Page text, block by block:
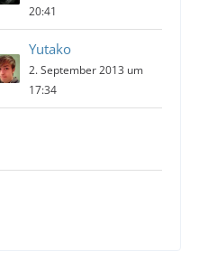
20:41
Yutako
2. September 2013 um
17:34